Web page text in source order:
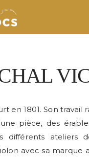
en 1801. Son
pièce, des
différents ateliers
avec sa marque